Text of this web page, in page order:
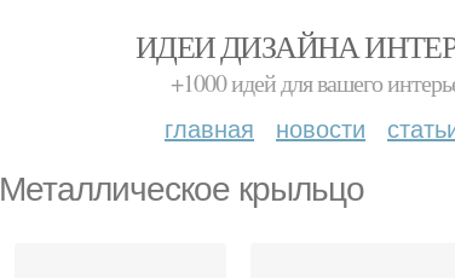
ИДЕИ ДИЗАЙНА
+1000 идей для вашего
главная новости
Металлическое крыльцо